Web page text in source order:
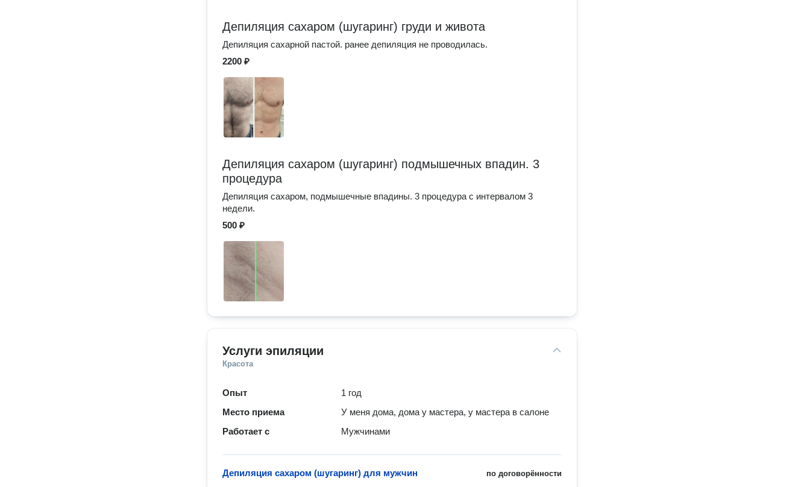
Депиляция сахаром (шугаринг) груди и живота
Депиляция сахарной пастой. ранее депиляция не проводилась.
2200 ₽
Депиляция сахаром (шугаринг) подмышечных впадин. 3
процедура
Депиляция сахаром, подмышечные впадины. 3 процедура с интервалом 3
недели.
500 ₽
Услуги эпиляции
Красота
Опыт
1 год
Место приема
У меня дома, дома у мастера, у мастера в салоне
Работает с
Мужчинами
по договорённости
Депиляция сахаром (шугаринг) для мужчин